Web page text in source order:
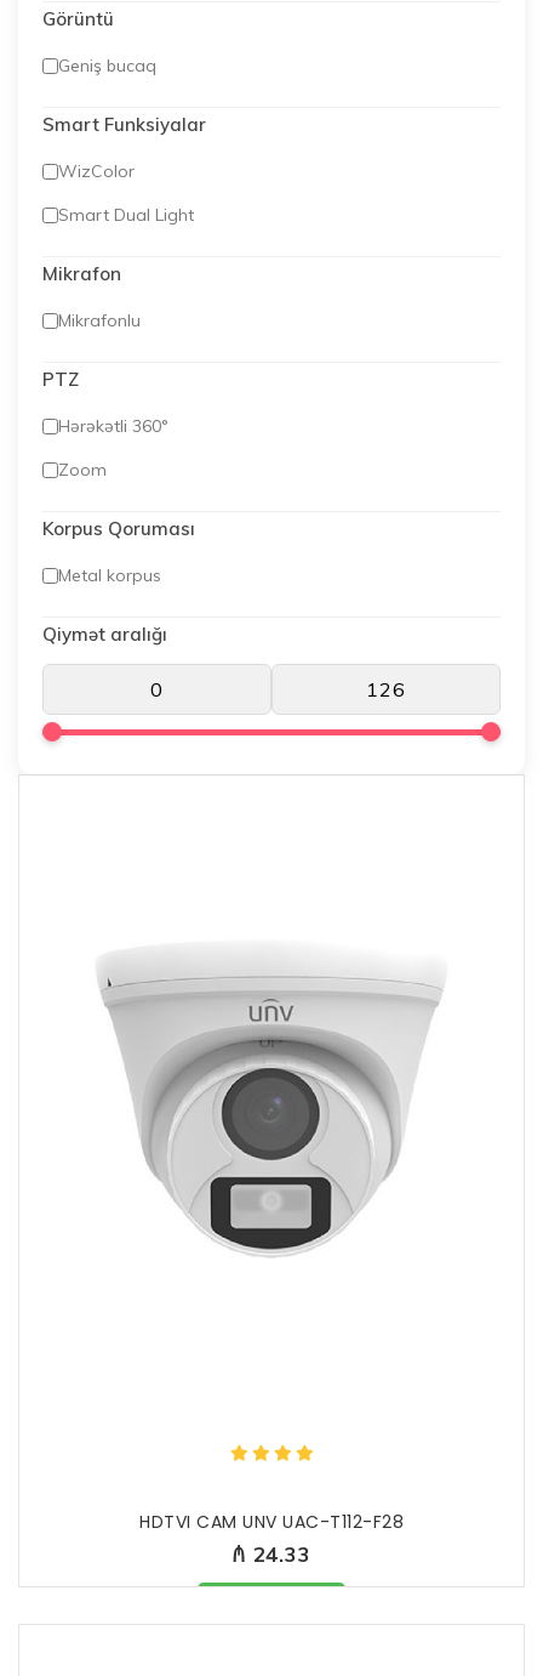
Görüntü
Geniş bucaq
Smart Funksiyalar
WizColor
Smart Dual Light
Mikrafon
Mikrafonlu
PTZ
Hərəkətli 360°
Zoom
Korpus Qoruması
Metal korpus
Qiymət aralığı
HDTVI CAM UNV UAC-T112-F28
₼ 24.33
Məhsul mövcuddur